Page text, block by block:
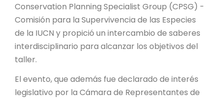
Conservation Planning Specialist Group (CPSG) -
Comisión para la Supervivencia de las Especies
de la IUCN y propició un intercambio de saberes
interdisciplinario para alcanzar los objetivos del
taller.
El evento, que además fue declarado de interés
legislativo por la Cámara de Representantes de